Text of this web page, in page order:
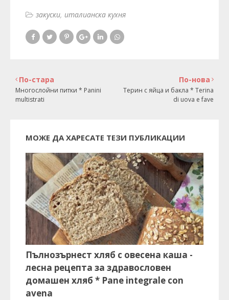
закуски италианска кухня
По-нова
Терин с яйца и бакла * Terina
di uova e fave
По-стара
Многослойни питки * Panini
multistrati
МОЖЕ ДА ХАРЕСАТЕ ТЕЗИ ПУБЛИКАЦИИ
Пълнозърнест хляб с овесена каша -
лесна рецепта за здравословен
домашен хляб * Pane integrale con
avena